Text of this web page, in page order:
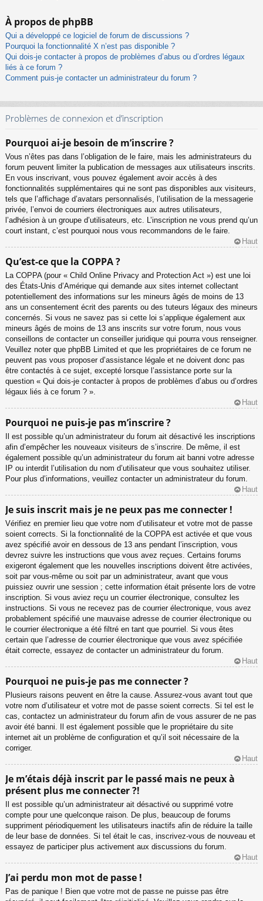
À propos de phpBB
Qui a développé ce logiciel de forum de discussions ?
Pourquoi la fonctionnalité X n’est pas disponible ?
Qui dois-je contacter à propos de problèmes d’abus ou d’ordres légaux
liés à ce forum ?
Comment puis-je contacter un administrateur du forum ?
Problèmes de connexion et d’inscription
Pourquoi ai-je besoin de m’inscrire ?
Vous n’êtes pas dans l’obligation de le faire, mais les administrateurs du
forum peuvent limiter la publication de messages aux utilisateurs inscrits.
En vous inscrivant, vous pouvez également avoir accès à des
fonctionnalités supplémentaires qui ne sont pas disponibles aux visiteurs,
tels que l’affichage d’avatars personnalisés, l’utilisation de la messagerie
privée, l’envoi de courriers électroniques aux autres utilisateurs,
l’adhésion à un groupe d’utilisateurs, etc. L’inscription ne vous prend qu’un
court instant, c’est pourquoi nous vous recommandons de le faire.
Haut
Qu’est-ce que la COPPA ?
La COPPA (pour « Child Online Privacy and Protection Act ») est une loi
des États-Unis d’Amérique qui demande aux sites internet collectant
potentiellement des informations sur les mineurs âgés de moins de 13
ans un consentement écrit des parents ou des tuteurs légaux des mineurs
concernés. Si vous ne savez pas si cette loi s’applique également aux
mineurs âgés de moins de 13 ans inscrits sur votre forum, nous vous
conseillons de contacter un conseiller juridique qui pourra vous renseigner.
Veuillez noter que phpBB Limited et que les propriétaires de ce forum ne
peuvent pas vous proposer d’assistance légale et ne doivent donc pas
être contactés à ce sujet, excepté lorsque l’assistance porte sur la
question « Qui dois-je contacter à propos de problèmes d’abus ou d’ordres
légaux liés à ce forum ? ».
Haut
Pourquoi ne puis-je pas m’inscrire ?
Il est possible qu’un administrateur du forum ait désactivé les inscriptions
afin d’empêcher les nouveaux visiteurs de s’inscrire. De même, il est
également possible qu’un administrateur du forum ait banni votre adresse
IP ou interdit l’utilisation du nom d’utilisateur que vous souhaitez utiliser.
Pour plus d’informations, veuillez contacter un administrateur du forum.
Haut
Je suis inscrit mais je ne peux pas me connecter !
Vérifiez en premier lieu que votre nom d’utilisateur et votre mot de passe
soient corrects. Si la fonctionnalité de la COPPA est activée et que vous
avez spécifié avoir en dessous de 13 ans pendant l’inscription, vous
devrez suivre les instructions que vous avez reçues. Certains forums
exigeront également que les nouvelles inscriptions doivent être activées,
soit par vous-même ou soit par un administrateur, avant que vous
puissiez ouvrir une session ; cette information était présente lors de votre
inscription. Si vous aviez reçu un courrier électronique, consultez les
instructions. Si vous ne recevez pas de courrier électronique, vous avez
probablement spécifié une mauvaise adresse de courrier électronique ou
le courrier électronique a été filtré en tant que pourriel. Si vous êtes
certain que l’adresse de courrier électronique que vous avez spécifiée
était correcte, essayez de contacter un administrateur du forum.
Haut
Pourquoi ne puis-je pas me connecter ?
Plusieurs raisons peuvent en être la cause. Assurez-vous avant tout que
votre nom d’utilisateur et votre mot de passe soient corrects. Si tel est le
cas, contactez un administrateur du forum afin de vous assurer de ne pas
avoir été banni. Il est également possible que le propriétaire du site
internet ait un problème de configuration et qu’il soit nécessaire de la
corriger.
Haut
Je m’étais déjà inscrit par le passé mais ne peux à
présent plus me connecter ?!
Il est possible qu’un administrateur ait désactivé ou supprimé votre
compte pour une quelconque raison. De plus, beaucoup de forums
suppriment périodiquement les utilisateurs inactifs afin de réduire la taille
de leur base de données. Si tel était le cas, inscrivez-vous de nouveau et
essayez de participer plus activement aux discussions du forum.
Haut
J’ai perdu mon mot de passe !
Pas de panique ! Bien que votre mot de passe ne puisse pas être